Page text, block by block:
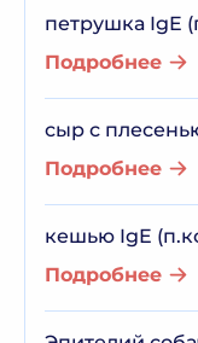
петрушка IgE
Подробнее
сыр с
Подробнее
кешью IgE
Подробнее